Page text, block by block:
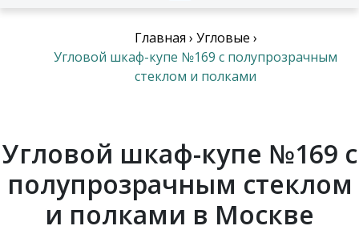
Главная › Угловые ›
Угловой шкаф-купе №169 с полупрозрачным
стеклом и полками
Угловой шкаф-купе №169 с
полупрозрачным стеклом
и полками в Москве